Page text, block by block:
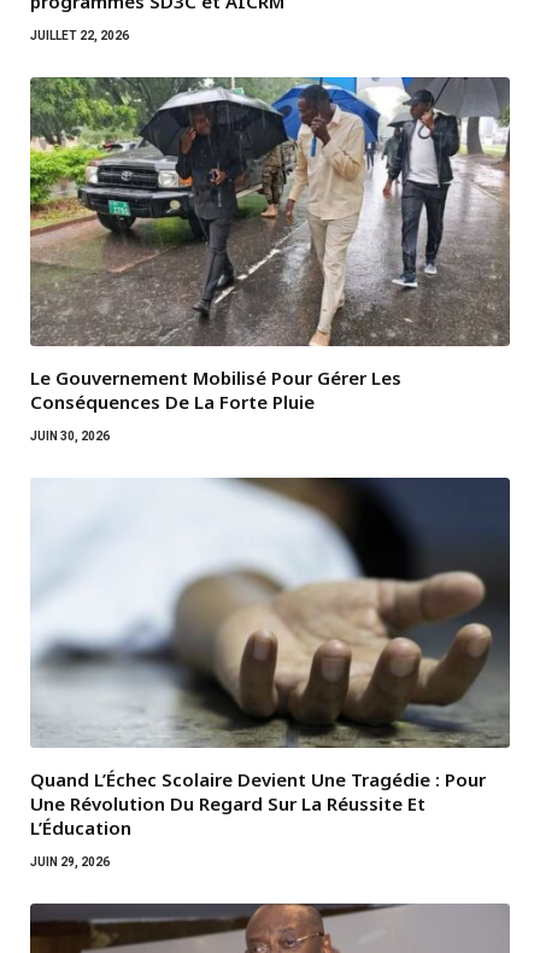
JUILLET 22, 2026
Le Gouvernement Mobilisé Pour Gérer Les
Conséquences De La Forte Pluie
JUIN 30, 2026
Quand L’Échec Scolaire Devient Une Tragédie : Pour
Une Révolution Du Regard Sur La Réussite Et
L’Éducation
JUIN 29, 2026